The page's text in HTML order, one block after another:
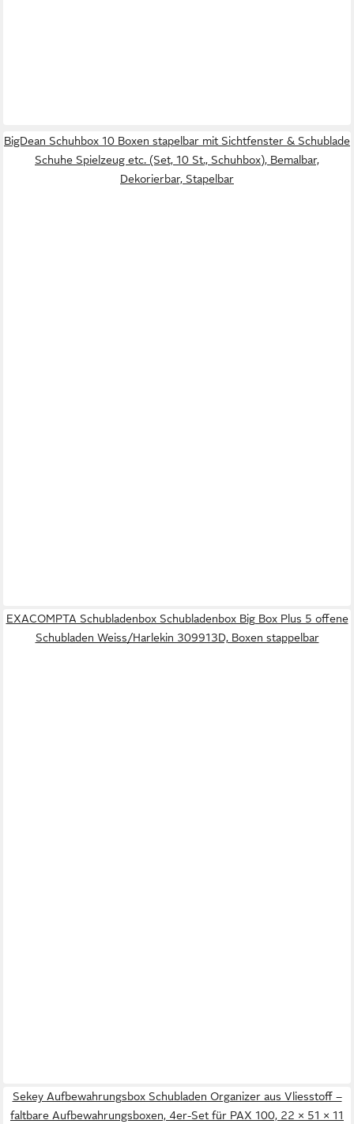
BigDean Schuhbox 10 Boxen stapelbar mit Sichtfenster & Schublade
Schuhe Spielzeug etc. (Set, 10 St., Schuhbox), Bemalbar,
Dekorierbar, Stapelbar
EXACOMPTA Schubladenbox Schubladenbox Big Box Plus 5 offene
Schubladen Weiss/Harlekin 309913D, Boxen stappelbar
Sekey Aufbewahrungsbox Schubladen Organizer aus Vliesstoff –
faltbare Aufbewahrungsboxen, 4er-Set für PAX 100, 22 × 51 × 11